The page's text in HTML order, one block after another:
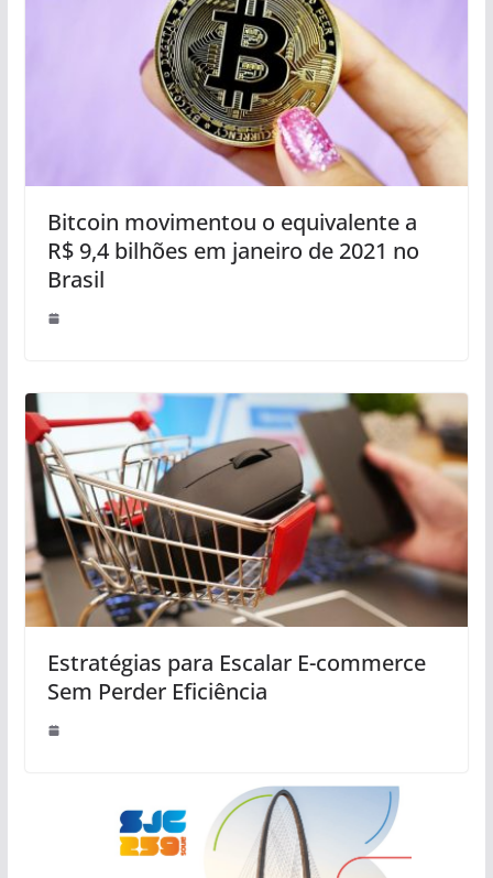
Bitcoin movimentou o equivalente a
R$ 9,4 bilhões em janeiro de 2021 no
Brasil
Estratégias para Escalar E-commerce
Sem Perder Eficiência